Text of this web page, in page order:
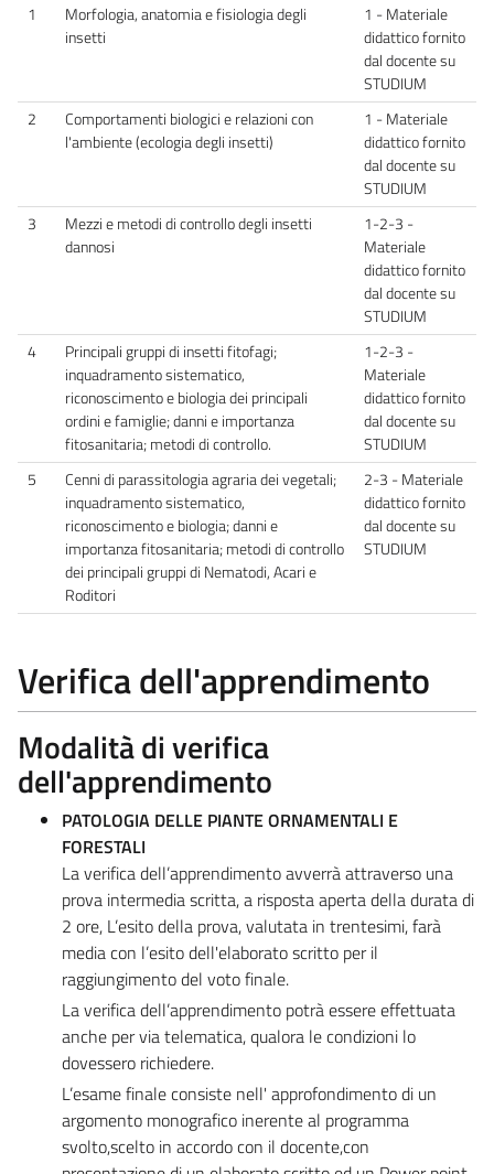
1
Morfologia, anatomia e fisiologia degli
insetti
1 - Materiale
didattico fornito
dal docente su
STUDIUM
2
Comportamenti biologici e relazioni con
l'ambiente (ecologia degli insetti)
1 - Materiale
didattico fornito
dal docente su
STUDIUM
3
Mezzi e metodi di controllo degli insetti
dannosi
1-2-3 -
Materiale
didattico fornito
dal docente su
STUDIUM
4
Principali gruppi di insetti fitofagi;
inquadramento sistematico,
riconoscimento e biologia dei principali
ordini e famiglie; danni e importanza
fitosanitaria; metodi di controllo.
1-2-3 -
Materiale
didattico fornito
dal docente su
STUDIUM
5
Cenni di parassitologia agraria dei vegetali;
inquadramento sistematico,
riconoscimento e biologia; danni e
importanza fitosanitaria; metodi di controllo
dei principali gruppi di Nematodi, Acari e
Roditori
2-3 - Materiale
didattico fornito
dal docente su
STUDIUM
Verifica dell'apprendimento
Modalità di verifica
dell'apprendimento
PATOLOGIA DELLE PIANTE ORNAMENTALI E
FORESTALI
La verifica dell’apprendimento avverrà attraverso una
prova intermedia scritta, a risposta aperta della durata di
2 ore, L’esito della prova, valutata in trentesimi, farà
media con l’esito dell'elaborato scritto per il
raggiungimento del voto finale.
La verifica dell’apprendimento potrà essere effettuata
anche per via telematica, qualora le condizioni lo
dovessero richiedere.
L’esame finale consiste nell' approfondimento di un
argomento monografico inerente al programma
svolto,scelto in accordo con il docente,con